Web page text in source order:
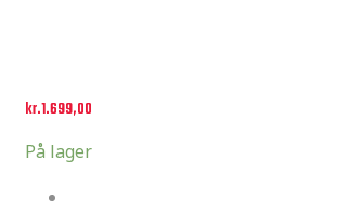
kr.1.699,00
På lager